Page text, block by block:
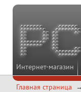
Интернет-магазин
Главная страница